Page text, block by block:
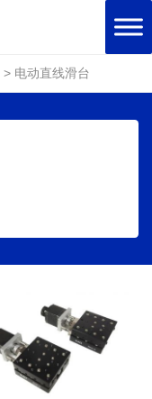
> 电动直线滑台